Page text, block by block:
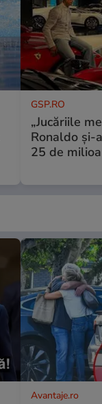
GSP.RO
„Jucăriile
Ronaldo și-
25 de
Avantaje.ro